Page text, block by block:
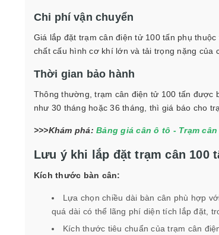
Chi phí vận chuyển
Giá lắp đặt trạm cân điện tử 100 tấn phụ
chất cấu hình cơ khí lớn và tải trọng nặng của
Thời gian bảo hành
Thông thường, trạm cân điện tử 100 tấn được
như 30 tháng hoặc 36 tháng, thì giá báo cho
>>>Khám phá: Bảng giá cân ô tô - Trạm
Lưu ý khi lắp đặt trạm cân 100
Kích thước bàn cân:
Lựa chọn chiều dài bàn cân phù hợp
quá dài có thể lãng phí diện tích lắp đặt,
Kích thước tiêu chuẩn của trạm cân